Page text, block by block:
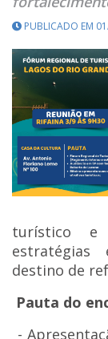
PUBLICADO EM
turístico e
destino de
Pauta do
-